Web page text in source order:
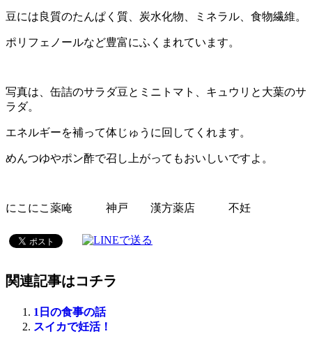
豆には良質のたんぱく質、炭水化物、ミネラル、食物繊維。
ポリフェノールなど豊富にふくまれています。
写真は、缶詰のサラダ豆とミニトマト、キュウリと大葉のサ
ラダ。
エネルギーを補って体じゅうに回してくれます。
めんつゆやポン酢で召し上がってもおいしいですよ。
にこにこ薬唵 神戸 漢方薬店 不妊
関連記事はコチラ
1日の食事の話
スイカで妊活！